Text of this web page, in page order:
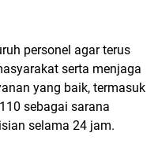
personel agar terus
serta menjaga
yang baik, termasuk
sebagai sarana
selama 24 jam.